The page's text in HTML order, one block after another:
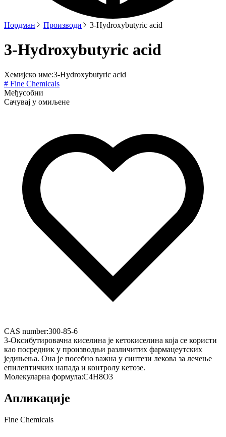
Нордман Производи 3-Hydroxybutyric acid
3-Hydroxybutyric acid
Хемијско име:3-Hydroxybutyric acid
# Fine Chemicals
Међусобни
Сачувај у омиљене
CAS number:300-85-6
3-Оксибутировачна киселина је кетокиселина која се користи
као посредник у производњи различитих фармацеутских
једињења. Она је посебно важна у синтези лекова за лечење
епилептичких напада и контролу кетозе.
Молекуларна формула:C4H8O3
Апликације
Fine Chemicals